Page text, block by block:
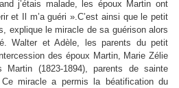
j’étais malade, les époux Martin ont
et Il m’a guéri ».C’est ainsi que le petit
explique le miracle de sa guérison alors
Walter et Adèle, les parents du petit
des époux Martin, Marie Zélie
Martin (1823-1894), parents de sainte
miracle a permis la béatification du